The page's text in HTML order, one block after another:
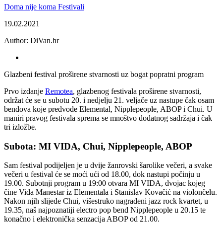
Doma nije koma Festivali
19.02.2021
Author: DiVan.hr
Glazbeni festival proširene stvarnosti uz bogat popratni program
Prvo izdanje Remotea, glazbenog festivala proširene stvarnosti,
održat će se u subotu 20. i nedjelju 21. veljače uz nastupe čak osam
bendova koje predvode Elemental, Nipplepeople, ABOP i Chui. U
maniri pravog festivala sprema se mnoštvo dodatnog sadržaja i čak
tri izložbe.
Subota: MI VIDA, Chui, Nipplepeople, ABOP
Sam festival podijeljen je u dvije žanrovski šarolike večeri, a svake
večeri u festival će se moći ući od 18.00, dok nastupi počinju u
19.00. Subotnji program u 19:00 otvara MI VIDA, dvojac kojeg
čine Vida Manestar iz Elementala i Stanislav Kovačić na violončelu.
Nakon njih slijede Chui, višestruko nagrađeni jazz rock kvartet, u
19.35, naš najpoznatiji electro pop bend Nipplepeople u 20.15 te
konačno i elektronička senzacija ABOP od 21.00.